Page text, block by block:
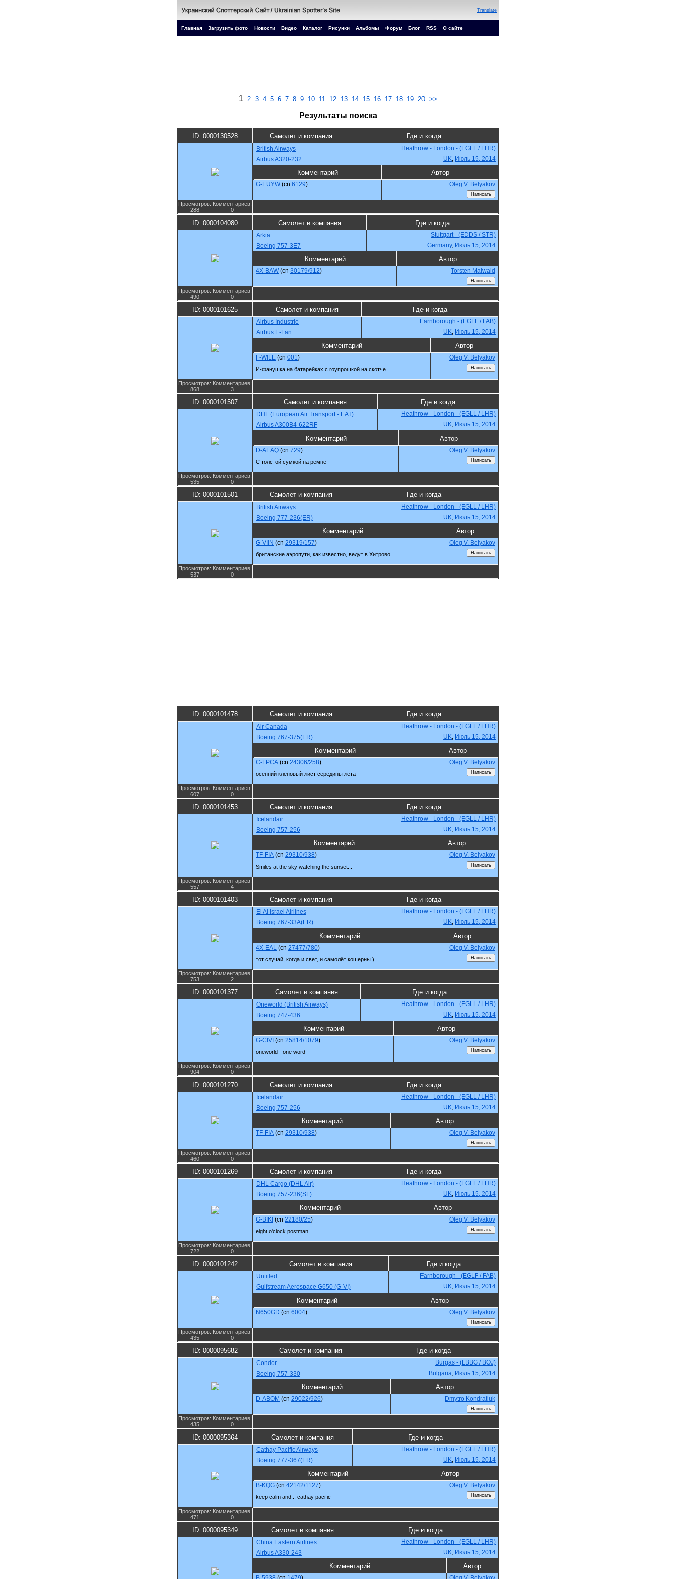
Translate
Главная Загрузить фото Новости Видео Каталог Рисунки Альбомы Форум Блог RSS О сайте
1 2 3 4 5 6 7 8 9 10 11 12 13 14 15 16 17 18 19 20 >>
Результаты поиска
ID: 0000130528 Самолет и компания Где и когда
British Airways
Heathrow - London - (EGLL / LHR)
Airbus A320-232
UK, Июль 15, 2014
Комментарий Автор
G-EUYW (cn 6129) Oleg V. Belyakov
Просмотров:
288
Комментариев:
0
ID: 0000104080 Самолет и компания Где и когда
Arkia
Stuttgart - (EDDS / STR)
Boeing 757-3E7
Germany, Июль 15, 2014
Комментарий Автор
4X-BAW (cn 30179/912) Torsten Maiwald
Просмотров:
490
Комментариев:
0
ID: 0000101625 Самолет и компания Где и когда
Airbus Industrie
Farnborough - (EGLF / FAB)
Airbus E-Fan
UK, Июль 15, 2014
Комментарий Автор
F-WILE (cn 001)
И-фанушка на батарейках с гоупрошкой на скотче
Oleg V. Belyakov
Просмотров:
868
Комментариев:
3
ID: 0000101507 Самолет и компания Где и когда
DHL (European Air Transport - EAT)
Heathrow - London - (EGLL / LHR)
Airbus A300B4-622RF
UK, Июль 15, 2014
Комментарий Автор
D-AEAQ (cn 729)
С толстой сумкой на ремне
Oleg V. Belyakov
Просмотров:
535
Комментариев:
0
ID: 0000101501 Самолет и компания Где и когда
British Airways
Heathrow - London - (EGLL / LHR)
Boeing 777-236(ER)
UK, Июль 15, 2014
Комментарий Автор
G-VIIN (cn 29319/157)
британские аэропути, как известно, ведут в Хитрово
Oleg V. Belyakov
Просмотров:
537
Комментариев:
0
ID: 0000101478 Самолет и компания Где и когда
Air Canada
Heathrow - London - (EGLL / LHR)
Boeing 767-375(ER)
UK, Июль 15, 2014
Комментарий Автор
C-FPCA (cn 24306/258)
осенний кленовый лист середины лета
Oleg V. Belyakov
Просмотров:
607
Комментариев:
0
ID: 0000101453 Самолет и компания Где и когда
Icelandair
Heathrow - London - (EGLL / LHR)
Boeing 757-256
UK, Июль 15, 2014
Комментарий Автор
TF-FIA (cn 29310/938)
Smiles at the sky watching the sunset...
Oleg V. Belyakov
Просмотров:
557
Комментариев:
4
ID: 0000101403 Самолет и компания Где и когда
El Al Israel Airlines
Heathrow - London - (EGLL / LHR)
Boeing 767-33A(ER)
UK, Июль 15, 2014
Комментарий Автор
4X-EAL (cn 27477/780)
тот случай, когда и свет, и самолёт кошерны )
Oleg V. Belyakov
Просмотров:
753
Комментариев:
2
ID: 0000101377 Самолет и компания Где и когда
Oneworld (British Airways)
Heathrow - London - (EGLL / LHR)
Boeing 747-436
UK, Июль 15, 2014
Комментарий Автор
G-CIVI (cn 25814/1079)
oneworld - one word
Oleg V. Belyakov
Просмотров:
904
Комментариев:
0
ID: 0000101270 Самолет и компания Где и когда
Icelandair
Heathrow - London - (EGLL / LHR)
Boeing 757-256
UK, Июль 15, 2014
Комментарий Автор
TF-FIA (cn 29310/938) Oleg V. Belyakov
Просмотров:
460
Комментариев:
0
ID: 0000101269 Самолет и компания Где и когда
DHL Cargo (DHL Air)
Heathrow - London - (EGLL / LHR)
Boeing 757-236(SF)
UK, Июль 15, 2014
Комментарий Автор
G-BIKI (cn 22180/25)
eight o'clock postman
Oleg V. Belyakov
Просмотров:
722
Комментариев:
0
ID: 0000101242 Самолет и компания Где и когда
Untitled
Farnborough - (EGLF / FAB)
Gulfstream Aerospace G650 (G-VI)
UK, Июль 15, 2014
Комментарий Автор
N650GD (cn 6004) Oleg V. Belyakov
Просмотров:
435
Комментариев:
0
ID: 0000095682 Самолет и компания Где и когда
Condor
Burgas - (LBBG / BOJ)
Boeing 757-330
Bulgaria, Июль 15, 2014
Комментарий Автор
D-ABOM (cn 29022/926) Dmytro Kondratiuk
Просмотров:
435
Комментариев:
0
ID: 0000095364 Самолет и компания Где и когда
Cathay Pacific Airways
Heathrow - London - (EGLL / LHR)
Boeing 777-367(ER)
UK, Июль 15, 2014
Комментарий Автор
B-KQG (cn 42142/1127)
keep calm and... cathay pacific
Oleg V. Belyakov
Просмотров:
471
Комментариев:
0
ID: 0000095349 Самолет и компания Где и когда
China Eastern Airlines
Heathrow - London - (EGLL / LHR)
Airbus A330-243
UK, Июль 15, 2014
Комментарий Автор